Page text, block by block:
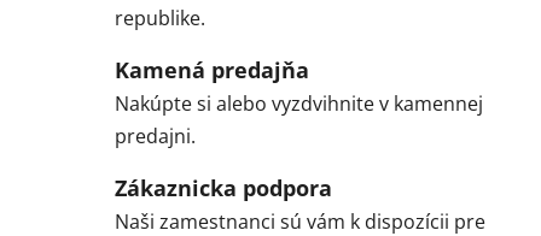
republike.
Kamená predajňa
Nakúpte si alebo vyzdvihnite v kamennej
predajni.
Zákaznicka podpora
Naši zamestnanci sú vám k dispozícii pre